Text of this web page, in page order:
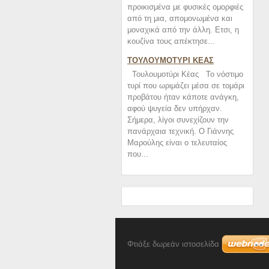
προικισμένα με φυσικές ομορφιές
από τη μια, απομονωμένα και
μοναχικά από την άλλη. Ετσι, η
κουζίνα τους απέκτησε...
ΤΟΥΛΟΥΜΟΤΥΡΙ ΚΕΑΣ
Τουλουμοτύρι Κέας Το νόστιμο
τυρί που ωριμάζει μέσα σε τομάρι
προβάτου ήταν κάποτε ανάγκη,
αφού ψυγεία δεν υπήρχαν.
Σήμερα, λίγοι συνεχίζουν την
πανάρχαια τεχνική. Ο Γιάννης
Μαρούλης είναι ο τελευταίος
που...
Φτιάξε δωρεάν ιστοσελίδα